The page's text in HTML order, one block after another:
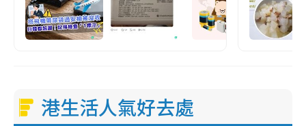
港生活人氣好去處